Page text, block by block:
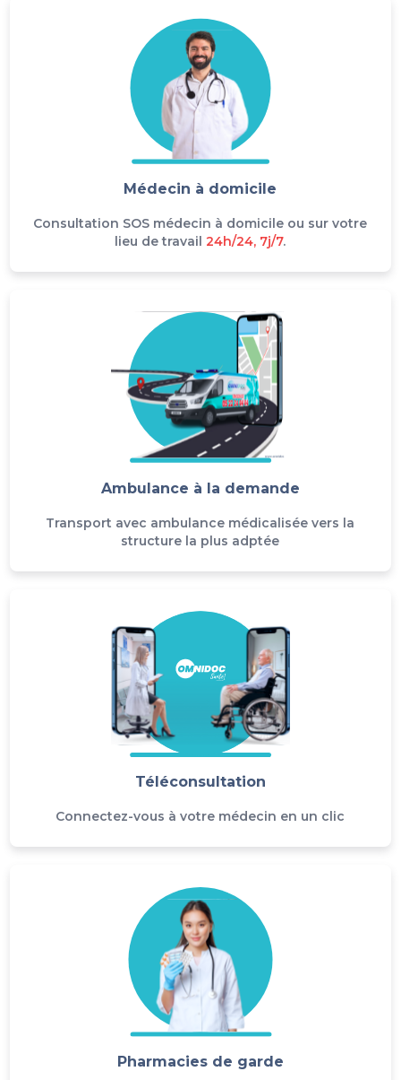
Médecin à domicile
Consultation SOS médecin à domicile ou sur votre
lieu de travail 24h/24, 7j/7.
Ambulance à la demande
Transport avec ambulance médicalisée vers la
structure la plus adptée
Téléconsultation
Connectez-vous à votre médecin en un clic
Pharmacies de garde